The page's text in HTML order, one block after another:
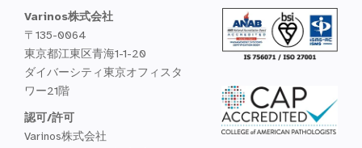
Varinos株式会社
〒135-0064
東京都江東区青海1-1-20
ダイバーシティ東京オフィスタ
ワー21階
認可/許可
Varinos株式会社